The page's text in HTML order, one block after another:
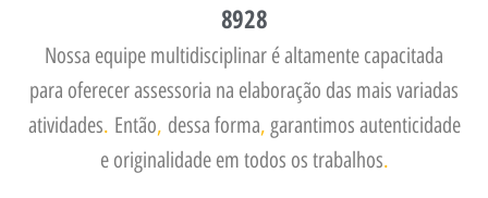
8928
Nossa equipe multidisciplinar é altamente capacitada
para oferecer assessoria na elaboração das mais variadas
atividades. Então, dessa forma, garantimos autenticidade
e originalidade em todos os trabalhos.